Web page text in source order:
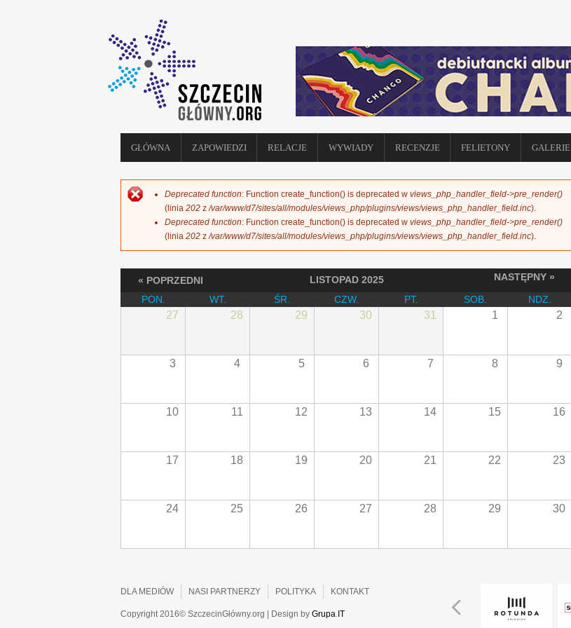
GŁÓWNA ZAPOWIEDZI RELACJE WYWIADY RECENZJE FELIETONY GALERIE
KOMUNIKAT O BŁĘDZIE
Deprecated function: Function create_function() is deprecated w views_php_handler_field->pre_render()
(linia 202 z/var/www/d7/sites/all/modules/views_php/plugins/views/views_php_handler_field.inc).
Deprecated function: Function create_function() is deprecated w views_php_handler_field->pre_render()
(linia 202 z/var/www/d7/sites/all/modules/views_php/plugins/views/views_php_handler_field.inc).
LISTOPAD 2025
« POPRZEDNI
NASTĘPNY »
PON.
WT. ŚR. CZW. PT. SOB. NDZ.
27 28 29 30 31 1 2
3 4 5 6 7 8 9
10 11 12 13 14 15 16
17 18 19 20 21 22 23
24 25 26 27 28 29 30
DLA MEDIÓW NASI PARTNERZY POLITYKA KONTAKT
Copyright 2016© SzczecinGłówny.org | Design by Grupa. IT